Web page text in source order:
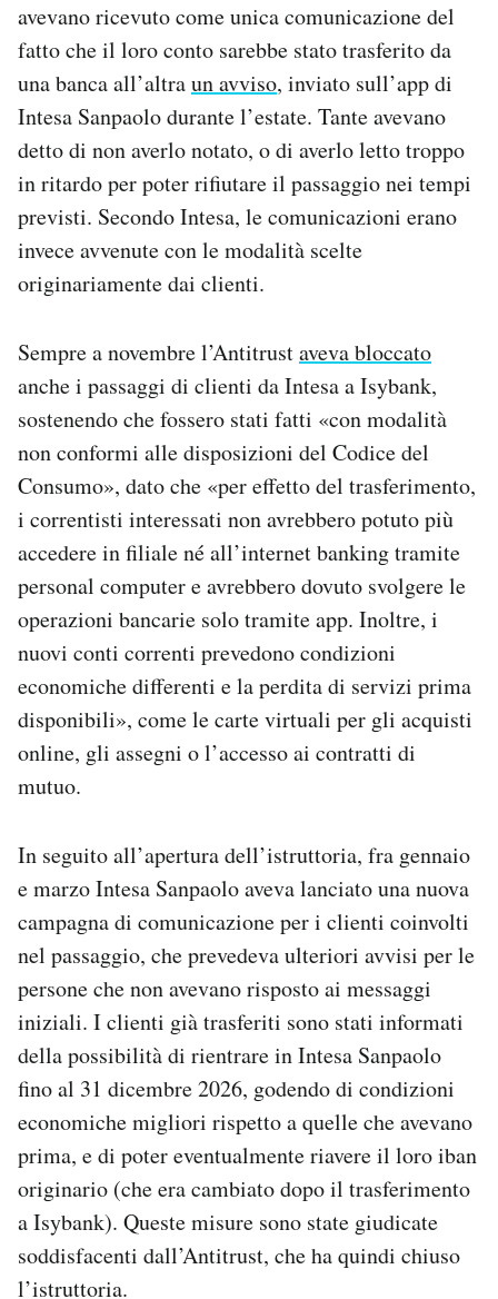
avevano ricevuto come unica comunicazione del
fatto che il loro conto sarebbe stato trasferito da
una banca all’altraun avviso, inviato sull’app di
Intesa Sanpaolo durante l’estate. Tante avevano
detto di non averlo notato, o di averlo letto troppo
in ritardo per poter rifiutare il passaggio nei tempi
previsti. Secondo Intesa, le comunicazioni erano
invece avvenute con le modalità scelte
originariamente dai clienti.
Sempre a novembre l’Antitrustaveva bloccato
anche i passaggi di clienti da Intesa a Isybank,
sostenendo che fossero stati fatti «con modalità
non conformi alle disposizioni del Codice del
Consumo», dato che «per effetto del trasferimento,
i correntisti interessati non avrebbero potuto più
accedere in filiale né all’internet banking tramite
personal computer e avrebbero dovuto svolgere le
operazioni bancarie solo tramite app. Inoltre, i
nuovi conti correnti prevedono condizioni
economiche differenti e la perdita di servizi prima
disponibili», come le carte virtuali per gli acquisti
online, gli assegni o l’accesso ai contratti di
mutuo.
In seguito all’apertura dell’istruttoria, fra gennaio
e marzo Intesa Sanpaolo aveva lanciato una nuova
campagna di comunicazione per i clienti coinvolti
nel passaggio, che prevedeva ulteriori avvisi per le
persone che non avevano risposto ai messaggi
iniziali. I clienti già trasferiti sono stati informati
della possibilità di rientrare in Intesa Sanpaolo
fino al 31 dicembre 2026, godendo di condizioni
economiche migliori rispetto a quelle che avevano
prima, e di poter eventualmente riavere il loro iban
originario (che era cambiato dopo il trasferimento
a Isybank). Queste misure sono state giudicate
soddisfacenti dall’Antitrust, che ha quindi chiuso
l’istruttoria.